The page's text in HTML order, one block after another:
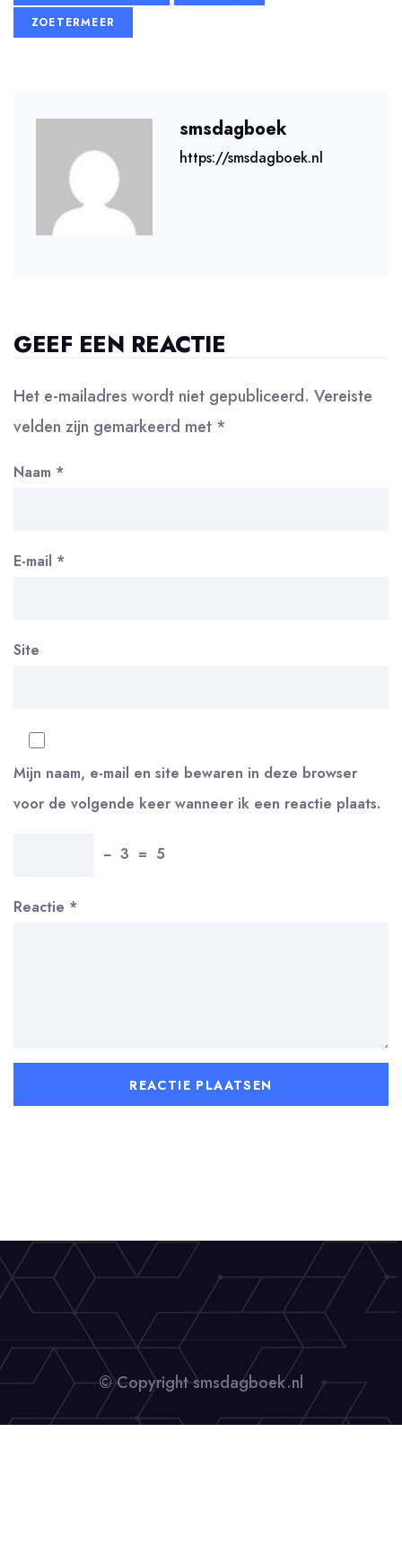
ZOETERMEER
smsdagboek
https://smsdagboek.nl
GEEF EEN REACTIE
Het e-mailadres wordt niet gepubliceerd. Vereiste
velden zijn gemarkeerd met *
Naam *
E-mail *
Site
Mijn naam, e-mail en site bewaren in deze browser
voor de volgende keer wanneer ik een reactie plaats.
− 3 = 5
Reactie *
© Copyright smsdagboek.nl